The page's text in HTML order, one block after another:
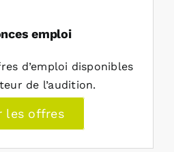
emploi
d’emploi disponibles
de l’audition.
les offres